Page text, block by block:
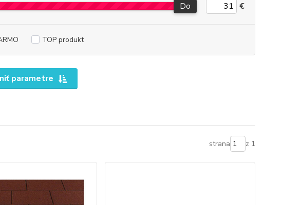
parametre
Do €
TOP produkt
strana z 1